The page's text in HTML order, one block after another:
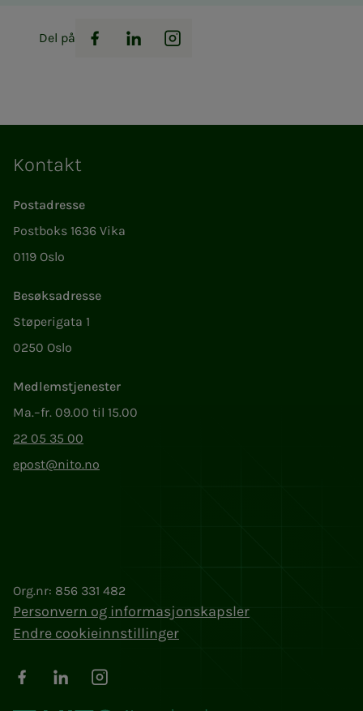
Del på
Facebook
LinkedInInstagram
Kontakt
Postadresse
Postboks 1636 Vika
0119 Oslo
Besøksadresse
Støperigata 1
0250 Oslo
Medlemstjenester
Ma.–fr. 09.00 til 15.00
22 05 35 00
epost@nito.no
Org.nr: 856 331 482
Personvern og informasjonskapsler
Endre cookieinnstillinger
FacebookLinkedInInstagram